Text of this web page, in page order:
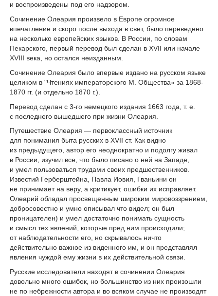
и воспроизведены под его надзором.
Сочинение Олеария произвело в Европе огромное
впечатление и скоро после выхода в свет, было переведено
на несколько европейских языков. В России, по словам
Пекарского, первый перевод был сделан в XVII или начале
XVIII века, но остался неизданным.
Сочинение Олеария было впервые издано на русском языке
целиком в "Чтениях императорского М. Общества» за 1868-
1870 гг. (и отдельно 1870 г.).
Перевод сделан с 3-го немецкого издания 1663 года, т. е.
с последнего вышедшего при жизни Олеария.
Путешествие Олеария — первоклассный источник
для понимания быта русских в XVII ст. Как видно
из предыдущего, автор его неоднократно и подолгу живал
в России, изучил все, что было писано о ней на Западе,
и умел пользоваться трудами своих предшественников.
Известий Герберштейна, Павла Иовия, Гваньини он
не принимает на веру, а критикует, ошибки их исправляет.
Олеарий обладал просвещенным широким мировоззрением,
добросовестно и умно описывал что видел; он был
проницателен) и умел достаточно понимать сущность
и смысл тех явлений, которые пред ним происходили;
от наблюдательности его, но скрывалось ничто
действительно важное из виденного им, и он представлял
явления чуждой ему жизни в их действительной связи.
Русские исследователи находят в сочинении Олеария
довольно много ошибок, но большинство из них произошли
не по небрежности автора и во всяком случае не производят